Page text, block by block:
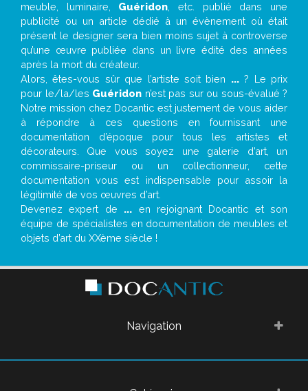
meuble, luminaire, Guéridon , etc. publié dans une
publicité ou un article dédié à un évènement où était
présent le designer sera bien moins sujet à controverse
qu’une œuvre publiée dans un livre édité des années
après la mort du créateur.
Alors, êtes-vous sûr que l’artiste soit bien ...? Le prix
pour le/la/les Guéridon n’est pas sur ou sous-évalué ?
Notre mission chez Docantic est justement de vous aider
à répondre à ces questions en fournissant une
documentation d’époque pour tous les artistes et
décorateurs. Que vous soyez une galerie d’art, un
commissaire-priseur ou un collectionneur, cette
documentation vous est indispensable pour assoir la
légitimité de vos œuvres d’art.
Devenez expert de ... en rejoignant Docantic et son
équipe de spécialistes en documentation de meubles et
objets d’art du XXème siècle !
Navigation